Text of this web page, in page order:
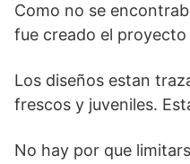
Como no se
fue creado el proyecto
Los diseños estan
frescos y juveniles.
No hay por que